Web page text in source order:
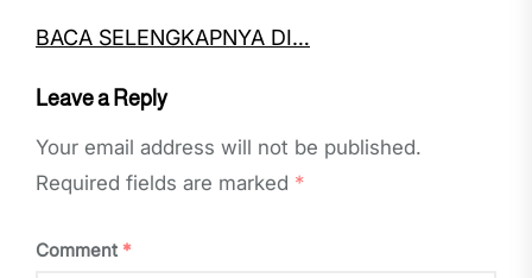
BACA SELENGKAPNYA DI…
Leave a Reply
Your email address will not be published.
Required fields are marked *
Comment *